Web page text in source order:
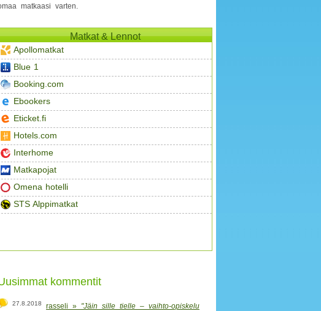
matkaasi varten.
Matkat & Lennot
Apollomatkat
Blue 1
Booking.com
Ebookers
Eticket.fi
Hotels.com
Interhome
Matkapojat
Omena hotelli
STS Alppimatkat
kommentit
27.8.2018 rasseli » "Jäin sille tielle – vaihto-opiskelu